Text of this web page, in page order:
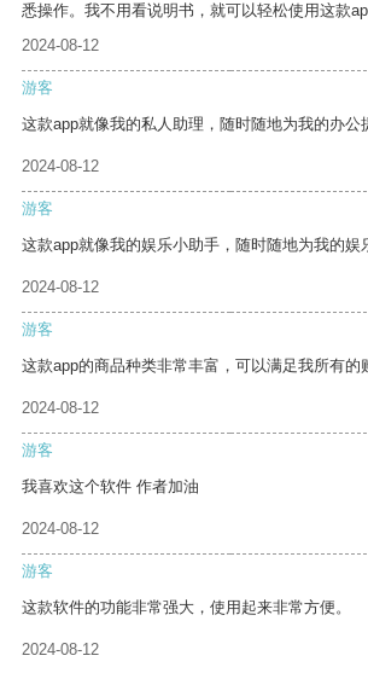
悉操作。我不用看说明书，就可以轻松使用这款
2024-08-12
游客
这款app就像我的私人助理，随时随地为我的办公
2024-08-12
游客
这款app就像我的娱乐小助手，随时随地为我的娱
2024-08-12
游客
这款app的商品种类非常丰富，可以满足我所有的
2024-08-12
游客
我喜欢这个软件 作者加油
2024-08-12
游客
这款软件的功能非常强大，使用起来非常方便。
2024-08-12